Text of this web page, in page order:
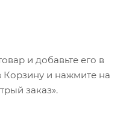
без пленки.
и добавьте его в
Корзину и нажмите на
заказ».